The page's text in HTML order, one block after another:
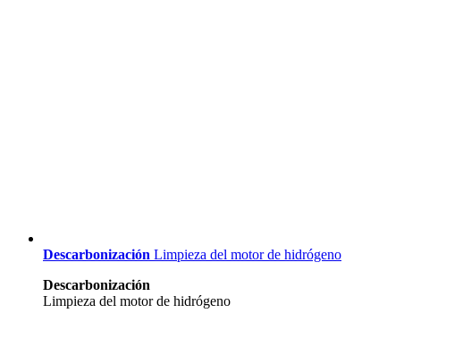
Descarbonización Limpieza del motor de hidrógeno
Descarbonización
Limpieza del motor de hidrógeno